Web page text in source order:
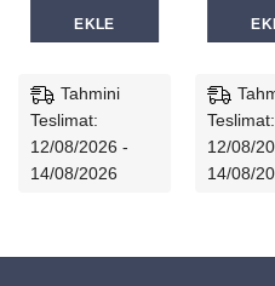
EKLE
Tahmini
Teslimat:
12/08/2026 -
14/08/2026
Teslimat:
12/08/
14/08/